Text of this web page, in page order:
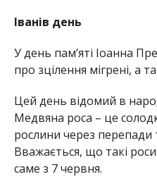
Іванів день
У день пам’яті Іоанна
про зцілення мігрені, а
Цей день відомий в
Медвяна роса – це
рослини через перепади
Вважається, що такі
саме з 7 червня.